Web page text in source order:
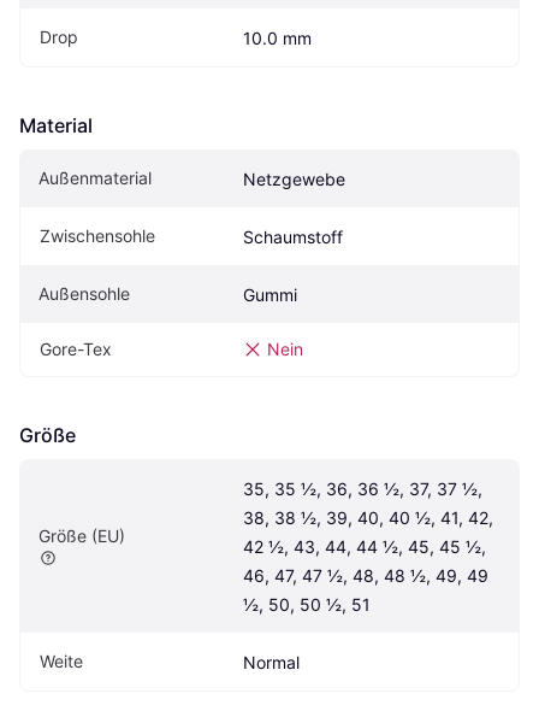
Drop 10.0 mm
Material
Außenmaterial Netzgewebe
Zwischensohle Schaumstoff
Außensohle Gummi
Gore-Tex Nein
Größe
Größe (EU)
35, 35 ½, 36, 36 ½, 37, 37 ½,
38, 38 ½, 39, 40, 40 ½, 41, 42,
42 ½, 43, 44, 44 ½, 45, 45 ½,
46, 47, 47 ½, 48, 48 ½, 49, 49
½, 50, 50 ½, 51
Weite Normal